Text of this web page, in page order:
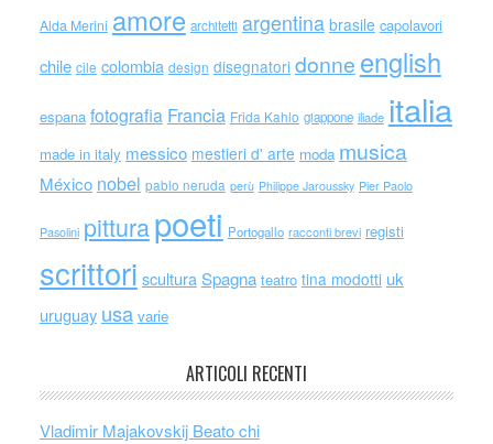
Alda Merini amore architetti argentina brasile capolavori
chile cile colombia design disegnatori donne english
espana fotografia Francia Frida Kahlo giappone iliade italia
made in italy messico mestieri d' arte moda musica
México nobel pablo neruda perù Philippe Jaroussky Pier Paolo
Pasolini pitturapoeti Portogallo racconti brevi registi
scrittori scultura Spagna teatro tina modotti uk
uruguay usa varie
ARTICOLI RECENTI
Vladimir Majakovskij Beato chi